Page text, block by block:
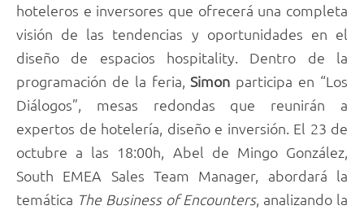
hoteleros e inversores que ofrecerá una completa
visión de las tendencias y oportunidades en el
diseño de espacios hospitality. Dentro de la
programación de la feria, Simon participa en “Los
Diálogos”, mesas redondas que reunirán a
expertos de hotelería, diseño e inversión. El 23 de
octubre a las 18:00h, Abel de Mingo González,
South EMEA Sales Team Manager, abordará la
temática The Business of Encounters, analizando la